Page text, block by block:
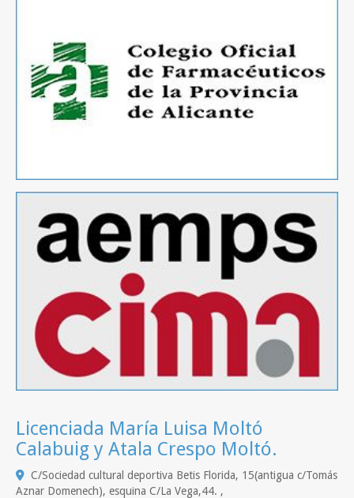
Licenciada María Luisa Moltó
Calabuig y Atala Crespo Moltó.
C/Sociedad cultural deportiva Betis Florida, 15(antigua c/Tomás
Aznar Domenech), esquina C/La Vega,44. ,